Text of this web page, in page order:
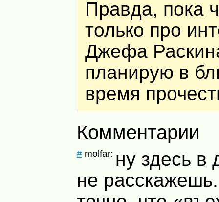
Правда, пока
только про
Джефа
планирую в
время
Комментарии
#molfar: ну здесь в
не